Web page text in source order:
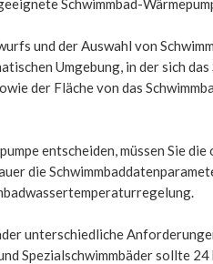
Schwimmbad-
und der Auswahl von
Umgebung, in der sich
der Fläche von das
entscheiden, müssen Sie
die
unterschiedliche
Spezialschwimmbäder sollte